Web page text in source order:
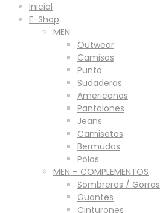
Inicial
E-Shop
MEN
Outwear
Camisas
Punto
Sudaderas
Americanas
Pantalones
Jeans
Camisetas
Bermudas
Polos
MEN – COMPLEMENTOS
Sombreros / Gorras
Guantes
Cinturones